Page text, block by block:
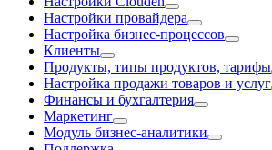
Настройки провайдера
Настройка бизнес-процессов
Клиенты
Продукты, типы продуктов, тарифы
Настройка продажи товаров и услуг
Финансы и бухгалтерия
Маркетинг
Модуль бизнес-аналитики